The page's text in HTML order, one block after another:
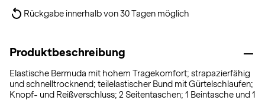
Rückgabe innerhalb von 30 Tagen möglich
Produktbeschreibung
Elastische Bermuda mit hohem Tragekomfort; strapazierfähig
und schnelltrocknend; teilelastischer Bund mit Gürtelschlaufen;
Knopf- und Reißverschluss; 2 Seitentaschen; 1 Beintasche und 1